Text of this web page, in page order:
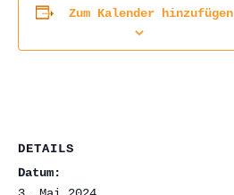
Zum Kalender hinzufügen
DETAILS
Datum: